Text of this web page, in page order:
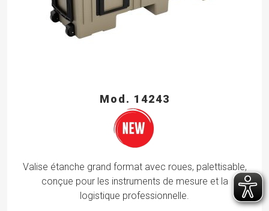
Mod. 14243
Valise étanche grand format avec roues, palettisable,
conçue pour les instruments de mesure et la
logistique professionnelle.